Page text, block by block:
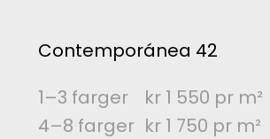
Contemporánea 42
1–3 farger
kr 1 550 pr m²
4–8 farger kr 1 750 pr m²